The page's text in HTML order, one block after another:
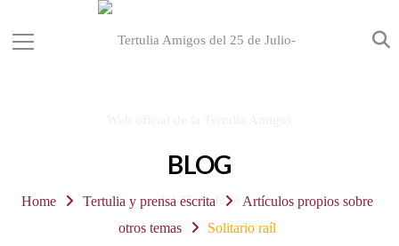
BLOG
Home Tertulia y prensa escrita
Artículos propios sobre
otros temas
Solitario raíl